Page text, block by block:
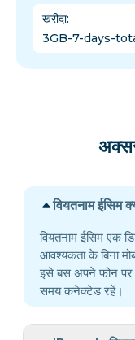
खरीदा:
3GB-7-days-
वियतनाम ईसिम
वियतनाम ईसिम एक
आवश्यकता के बिना
इसे बस अपने फोन पर
समय कनेक्टेड रहें।